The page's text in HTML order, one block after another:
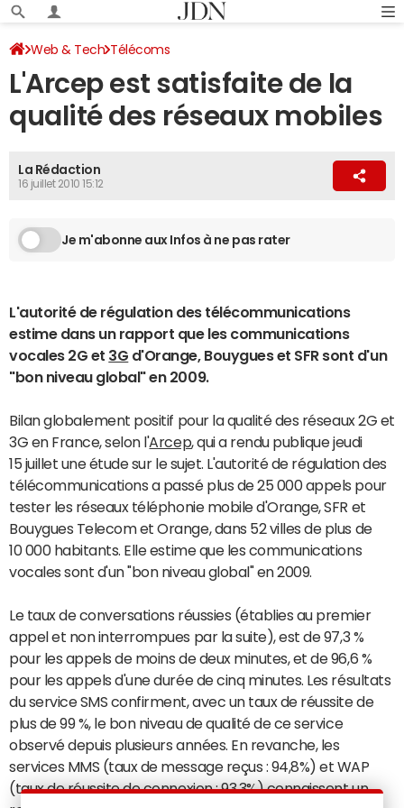
Web & Tech Télécoms
L'Arcep est satisfaite de la
qualité des réseaux mobiles
La Rédaction
16 juillet 2010 15:12
Je m'abonne aux Infos à ne pas rater
L'autorité de régulation des télécommunications
estime dans un rapport que les communications
vocales 2G et 3G d'Orange, Bouygues et SFR sont d'un
"bon niveau global" en 2009.
Bilan globalement positif pour la qualité des réseaux 2G et
3G en France, selon l'Arcep, qui a rendu publique jeudi
15 juillet une étude sur le sujet. L'autorité de régulation des
télécommunications a passé plus de 25 000 appels pour
tester les réseaux téléphonie mobile d'Orange, SFR et
Bouygues Telecom et Orange, dans 52 villes de plus de
10 000 habitants. Elle estime que les communications
vocales sont d'un "bon niveau global" en 2009.
Le taux de conversations réussies (établies au premier
appel et non interrompues par la suite), est de 97,3 %
pour les appels de moins de deux minutes, et de 96,6 %
pour les appels d'une durée de cinq minutes. Les résultats
du service SMS confirment, avec un taux de réussite de
plus de 99 %, le bon niveau de qualité de ce service
observé depuis plusieurs années. En revanche, les
services MMS (taux de message reçus : 94,8%) et WAP
(taux de réussite de connexion : 93,3%) connaissent un